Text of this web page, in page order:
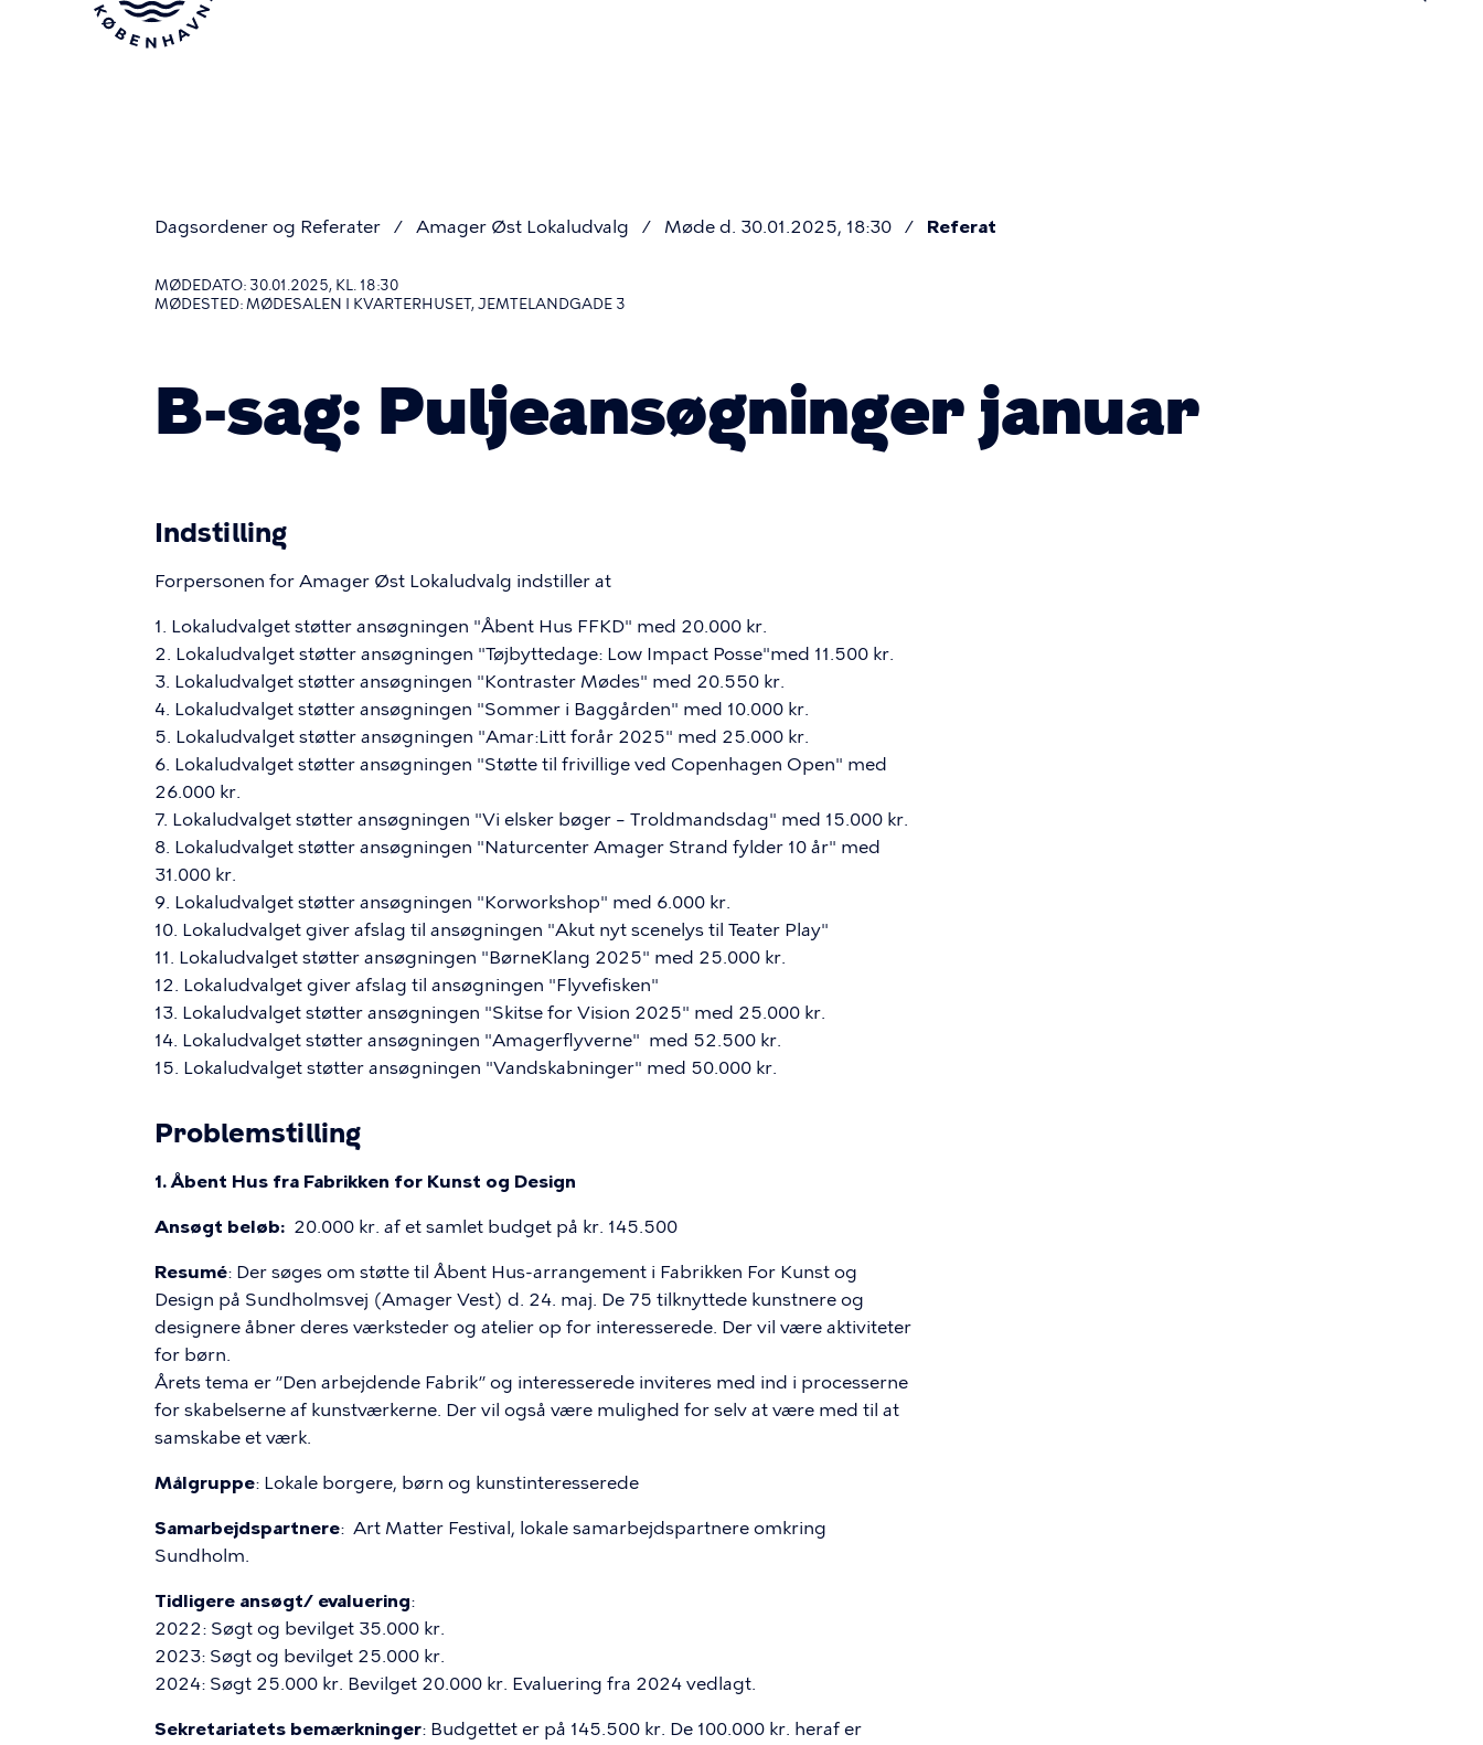
Dagsordener og Referater Amager Øst Lokaludvalg Møde d. 30.01.2025, 18:30 Referat
MØDEDATO: 30.01.2025, KL. 18:30
MØDESTED: MØDESALEN I KVARTERHUSET, JEMTELANDGADE 3
B-sag: Puljeansøgninger januar
Indstilling
Forpersonen for Amager Øst Lokaludvalg indstiller at
1. Lokaludvalget støtter ansøgningen "Åbent Hus FFKD" med 20.000 kr.
2. Lokaludvalget støtter ansøgningen "Tøjbyttedage: Low Impact Posse"med 11.500 kr.
3. Lokaludvalget støtter ansøgningen "Kontraster Mødes" med 20.550 kr.
4. Lokaludvalget støtter ansøgningen "Sommer i Baggården" med 10.000 kr.
5. Lokaludvalget støtter ansøgningen "Amar:Litt forår 2025" med 25.000 kr.
6. Lokaludvalget støtter ansøgningen "Støtte til frivillige ved Copenhagen Open" med
26.000 kr.
7. Lokaludvalget støtter ansøgningen "Vi elsker bøger – Troldmandsdag" med 15.000 kr.
8. Lokaludvalget støtter ansøgningen "Naturcenter Amager Strand fylder 10 år" med
31.000 kr.
9. Lokaludvalget støtter ansøgningen "Korworkshop" med 6.000 kr.
10. Lokaludvalget giver afslag til ansøgningen "Akut nyt scenelys til Teater Play"
11. Lokaludvalget støtter ansøgningen "BørneKlang 2025" med 25.000 kr.
12. Lokaludvalget giver afslag til ansøgningen "Flyvefisken"
13. Lokaludvalget støtter ansøgningen "Skitse for Vision 2025" med 25.000 kr.
14. Lokaludvalget støtter ansøgningen "Amagerflyverne" med 52.500 kr.
15. Lokaludvalget støtter ansøgningen "Vandskabninger" med 50.000 kr.
Problemstilling
1. Åbent Hus fra Fabrikken for Kunst og Design
Ansøgt beløb: 20.000 kr. af et samlet budget på kr. 145.500
Resumé: Der søges om støtte til Åbent Hus-arrangement i Fabrikken For Kunst og
Design på Sundholmsvej (Amager Vest) d. 24. maj. De 75 tilknyttede kunstnere og
designere åbner deres værksteder og atelier op for interesserede. Der vil være aktiviteter
for børn.
Årets tema er ”Den arbejdende Fabrik” og interesserede inviteres med ind i processerne
for skabelserne af kunstværkerne. Der vil også være mulighed for selv at være med til at
samskabe et værk.
Målgruppe: Lokale borgere, børn og kunstinteresserede
Samarbejdspartnere: Art Matter Festival, lokale samarbejdspartnere omkring
Sundholm.
Tidligere ansøgt/ evaluering:
2022: Søgt og bevilget 35.000 kr.
2023: Søgt og bevilget 25.000 kr.
2024: Søgt 25.000 kr. Bevilget 20.000 kr. Evaluering fra 2024 vedlagt.
Sekretariatets bemærkninger: Budgettet er på 145.500 kr. De 100.000 kr. heraf er